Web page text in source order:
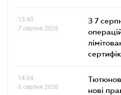
13.40
7 серпня 2026
З 7
14.04
6 серпня 2026
нові